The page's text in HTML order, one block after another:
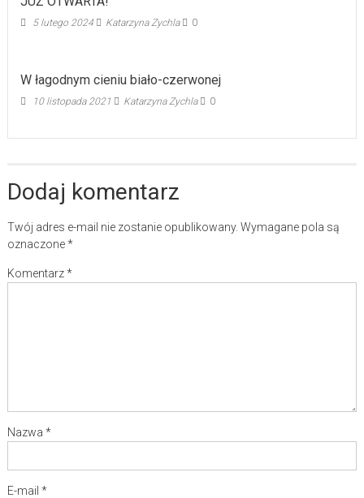
5 lutego 2024 Katarzyna Zychla 0
W łagodnym cieniu biało-czerwonej
10 listopada 2021 Katarzyna Zychla 0
Dodaj komentarz
Twój adres e-mail nie zostanie opublikowany. Wymagane pola są
oznaczone*
Komentarz*
Nazwa *
E-mail *